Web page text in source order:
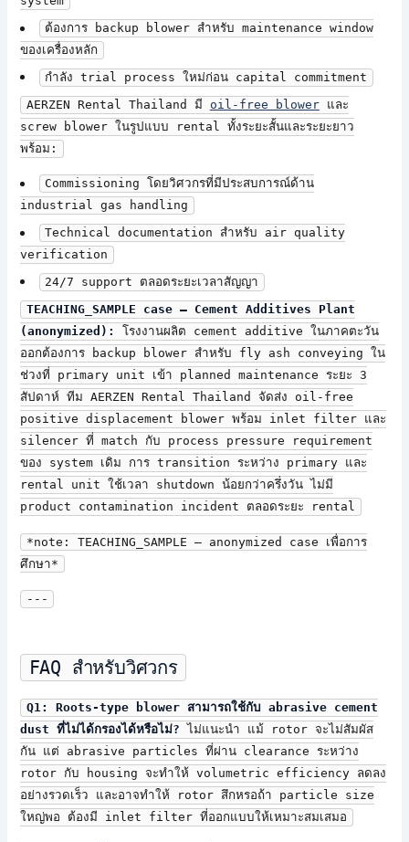
ต้องการ backup blower สำหรับ maintenance window
ของเครื่องหลัก
กำลัง trial process ใหม่ก่อน capital commitment
AERZEN Rental Thailand มี oil-free blowerและ
screw blower ในรูปแบบ rental ทั้งระยะสั้นและระยะยาว
พร้อม:
Commissioning โดยวิศวกรที่มีประสบการณ์ด้าน
industrial gas handling
Technical documentation สำหรับ air quality
verification
24/7 support ตลอดระยะเวลาสัญญา
TEACHING_SAMPLE case — Cement Additives Plant
(anonymized):
โรงงานผลิต cement additive ในภาคตะวัน
ออกต้องการ backup blower สำหรับ fly ash conveying ใน
ช่วงที่ primary unit เข้า planned maintenance ระยะ 3
สัปดาห์ ทีม AERZEN Rental Thailand จัดส่ง oil-free
positive displacement blower พร้อม inlet filter และ
silencer ที่ match กับ process pressure requirement
ของ system เดิม การ transition ระหว่าง primary และ
rental unit ใช้เวลา shutdown น้อยกว่าครึ่งวัน ไม่มี
product contamination incident ตลอดระยะ rental
*note: TEACHING_SAMPLE — anonymized case เพื่อการ
ศึกษา*
---
FAQ สำหรับวิศวกร
Q1: Roots-type blower สามารถใช้กับ abrasive cement
dust ที่ไม่ได้กรองได้หรือไม่? ไม่แนะนำ แม้ rotor จะไม่สัมผัส
กัน แต่ abrasive particles ที่ผ่าน clearance ระหว่าง
rotor กับ housing จะทำให้ volumetric efficiency ลดลง
อย่างรวดเร็ว และอาจทำให้ rotor สึกหรอถ้า particle size
ใหญ่พอ ต้องมี inlet filter ที่ออกแบบให้เหมาะสมเสมอ